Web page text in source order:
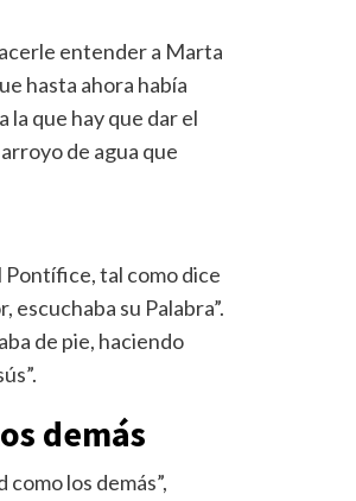
entender a Marta
hasta ahora había
la que hay que dar el
de agua que
Pontífice, tal como dice
escuchaba su Palabra”.
de pie, haciendo
demás
los demás”,